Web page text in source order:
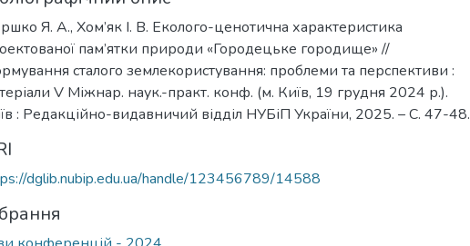
Я. А., Хом’як І. В. Еколого-ценотична характеристика
пам’ятки природи «Городецьке городище» //
сталого землекористування: проблеми та перспективи :
V Міжнар. наук.-практ. конф. (м. Київ, 19 грудня 2024 р.).
: Редакційно-видавничий відділ НУБіП України, 2025. – С. 47-48.
dglib.nubip.edu.ua/handle/123456789/14588